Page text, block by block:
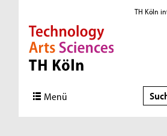
Direkt zur Hauptnavigation
Direkt zur Subnavigation
Direkt zum Inhalt
Direkt zum Fußbereich
TH Köln
Menü Suche
Suche